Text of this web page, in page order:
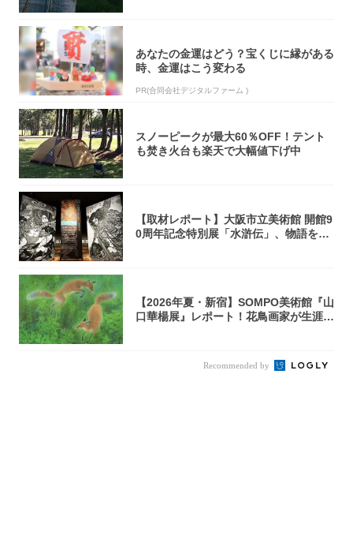
あなたの金運はどう？宝くじに縁がある
時、金運はこう変わる
PR(合同会社デジタルファーム )
スノーピークが最大60％OFF！テント
も焚き火台も楽天で大幅値下げ中
【取材レポート】大阪市立美術館 開館9
0周年記念特別展「水滸伝」、物語を知
【2026年夏・新宿】SOMPO美術館『山
口華楊展』レポート！花鳥画家が生涯描
Recommended by